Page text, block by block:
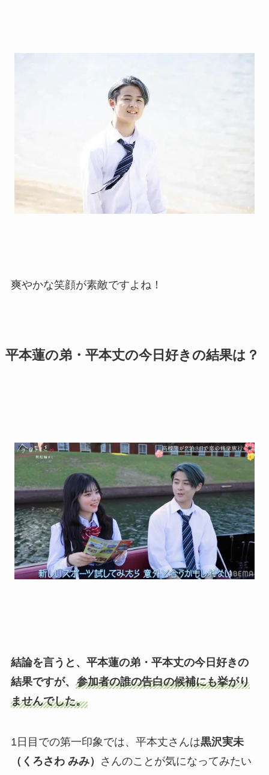
爽やかな笑顔が素敵ですよね！
平本蓮の弟・平本丈の今日好きの結果は？
結論を言うと、平本蓮の弟・平本丈の今日好きの
結果ですが、 参加者の誰の告白の候補にも挙がり
ませんでした。
1日目での第一印象では、平本丈さんは黒沢実未
（くろさわ みみ）
さんのことが気になってみたい